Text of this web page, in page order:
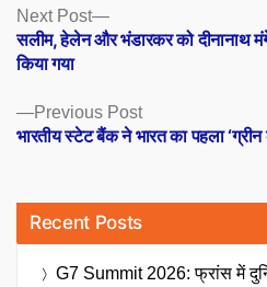
Posts
navigation
Previous PostPrevious
post:
भारतीय स्टेट बैंक ने भारत का पहला
Next Post
Next
post:
सलीम, हेलेन और भंडारकर को दीनानाथ
किया गया
Recent Posts
G7 Summit 2026: फ्रांस में